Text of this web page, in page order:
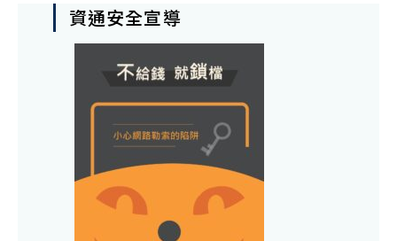
資通安全宣導